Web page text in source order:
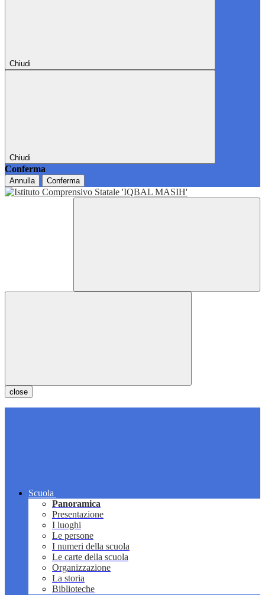
Chiudi
Chiudi
Conferma
Annulla Conferma
close
Scuola
Panoramica
Presentazione
I luoghi
Le persone
I numeri della scuola
Le carte della scuola
Organizzazione
La storia
Biblioteche